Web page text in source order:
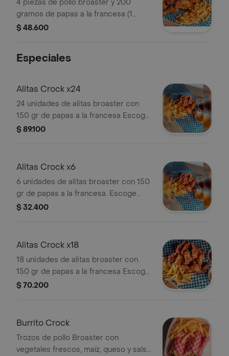
4 piezas de pollo broaster y 200
gramos de papas a la francesa (1
pechugas, 1 alas, 1 contramuslos y 1
$ 48.600
Especiales
Alitas Crock x24
24 unidades de alitas broaster con
150 gr de papas a la francesa Escoge
entre salsa BBQ y Miel mostaza
$ 89.100
Alitas Crock x6
6 unidades de alitas broaster con 150
gr de papas a la francesa. Escoge
entre salsa BBQ y Miel mostaza
$ 32.400
Alitas Crock x18
18 unidades de alitas broaster con
150 gr de papas a la francesa Escoge
entre salsa BBQ y Miel mostaza
$ 70.200
Burrito Crock
Trozos de pollo Broaster con
vegetales frescos, maíz, queso y salsa